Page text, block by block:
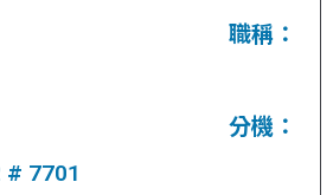
職稱：
分機：
# 7701